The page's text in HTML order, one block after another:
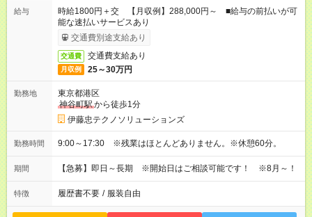
給与
時給1800円＋交 【月収例】288,000円～ ■給与の前払いが可
能な速払いサービスあり
交通費別途支給あり
交通費 交通費支給あり
月収例 25～30万円
勤務地
東京都港区
神谷町駅から徒歩1分
伊藤忠テクノソリューションズ
勤務時間 9:00～17:30 ※残業はほとんどありません。※休憩60分。
期間 【急募】即日～長期 ※開始日はご相談可能です！ ※8月～！
特徴 履歴書不要 / 服装自由